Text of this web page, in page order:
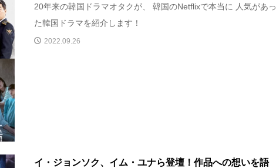
20年来の韓国ドラマオタクが、 韓国のNetflixで本当に 人気があっ
た韓国ドラマを紹介します！
2022.09.26
イ・ジョンソク、イム・ユナら登壇！作品への想いを語